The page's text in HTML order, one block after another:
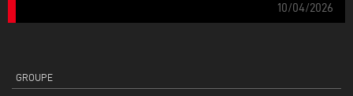
10/04/2026
GROUPE